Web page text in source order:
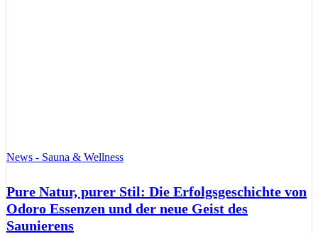
News - Sauna & Wellness
Pure Natur, purer Stil: Die Erfolgsgeschichte von
Odoro Essenzen und der neue Geist des
Saunierens